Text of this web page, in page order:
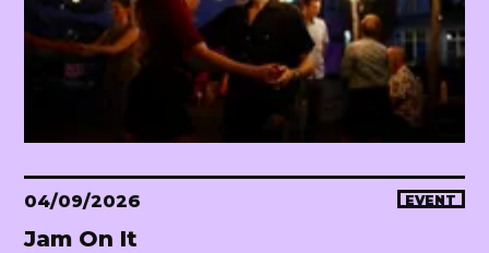
04/09/2026 EVENT
Jam On It